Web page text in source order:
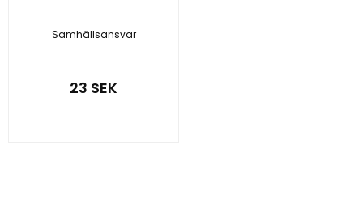
Samhällsansvar
23 SEK